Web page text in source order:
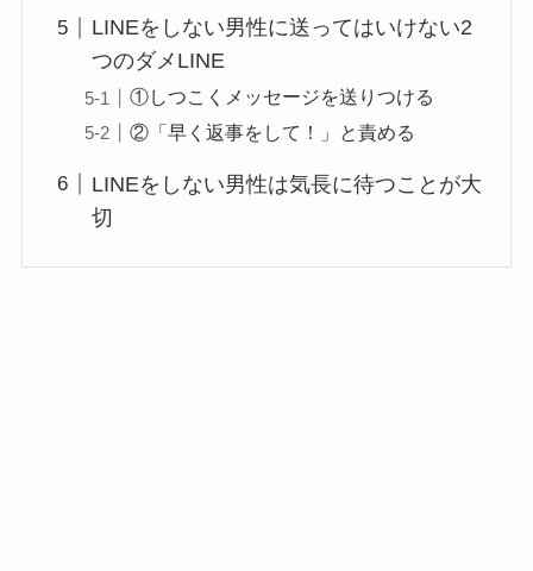
LINEをしない男性に送ってはいけない2
つのダメLINE
①しつこくメッセージを送りつける
②「早く返事をして！」と責める
LINEをしない男性は気長に待つことが大
切